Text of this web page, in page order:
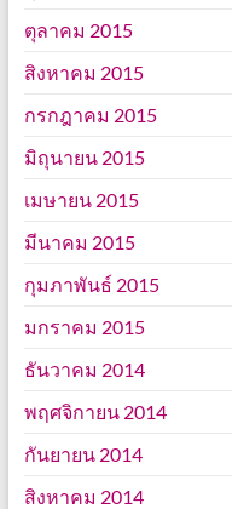
ตุลาคม 2015
สิงหาคม 2015
กรกฎาคม 2015
มิถุนายน 2015
เมษายน 2015
มีนาคม 2015
กุมภาพันธ์ 2015
มกราคม 2015
ธันวาคม 2014
พฤศจิกายน 2014
กันยายน 2014
สิงหาคม 2014